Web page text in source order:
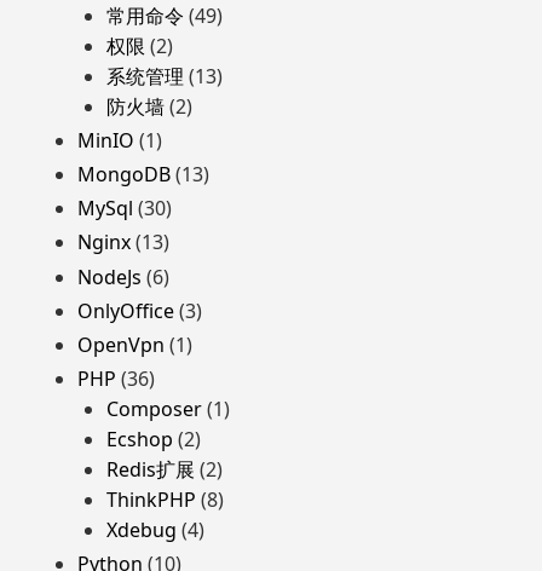
常用命令 (49)
权限 (2)
系统管理 (13)
防火墙(2)
MinIO (1)
MongoDB(13)
MySql (30)
Nginx(13)
NodeJs (6)
OnlyOffice(3)
OpenVpn (1)
PHP (36)
Composer(1)
Ecshop (2)
Redis扩展 (2)
ThinkPHP (8)
Xdebug (4)
Python (10)